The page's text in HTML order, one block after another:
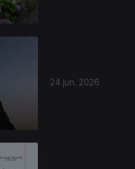
24 jun. 2026